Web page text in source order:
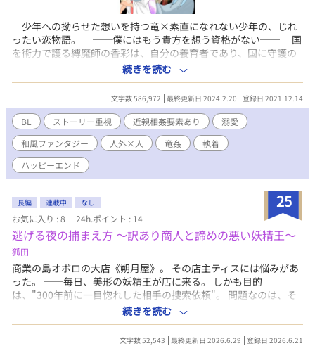
少年への拗らせた想いを持つ竜×素直になれない少年の、じれ
ったい恋物語。 ──僕にはもう貴方を想う資格がない── 国
を術力で護る縛魔師の香彩は、自分の養育者であり、国に守護の
『力』を齎す真竜である竜紅人と、擦れ違いの末についに心を通
わせ、情を交わした。 だが自分の所為で真竜の掟を破らせたこ
と、そしてこれから執り行われるある儀式の真実に、香彩は次第
に彼に対して罪悪感を募らせていく。 自分の心は一体どこに
存るのか。 戸惑う香彩を嘲笑うかのように、ある事件が起きて
──。 焦れったい竜×人の、和風異世界物語。 ※こちらの作品
は、現在エクレア文庫様より配信中の作品、『竜の御手付き～蒼
竜は愛し子への愛に溺れる～』の続編に当たるお話となります。
こちらの作品からでもお楽しみ頂けますが、前作をお読み頂きま
公式HPはこちら→https://mugenup-
pub.jp/book/b10044860.html ※こちらの作品はストーリー重視
&濃厚な性描写のある作品となっております。 ※竜姦、結腸責
め、3P、近親相姦、二輪挿し、仔を孕む表現、軽いモブ姦表現が
あります。苦手な方はご注意下さい。 ※★印の回はR18シーン回
です。ご注意下さい。
続きを読む
文字数 586,972 最終更新日 2024.2.20 登録日 2021.12.14
BL ストーリー重視 近親相姦要素あり
溺愛
和風ファンタジー
人外×人 竜姦
執着
ハッピーエンド
25
長編 連載中 なし
お気に入り : 8 24h.ポイント : 14
逃げる夜の捕まえ方 〜訳あり商人と諦めの悪い妖精王〜
狐田
商業の島オボロの大店《朔月屋》。 その店主ティスには悩みがあ
った。 ──毎日、美形の妖精王が店に来る。 しかも目的
は、"300年前に一目惚れした相手の捜索依頼"。 問題なのは、そ
の捜索相手がティス本人なことだった。 「帰って」 「では明日来
ます」 「来ないで」 「では明後日」 妙に重たい愛情表現をする
妖精王ルーに、面倒事嫌いのティスは胃痛をこらえる日々。 さら
続きを読む
文字数 52,543 最終更新日 2026.6.29 登録日 2026.6.21